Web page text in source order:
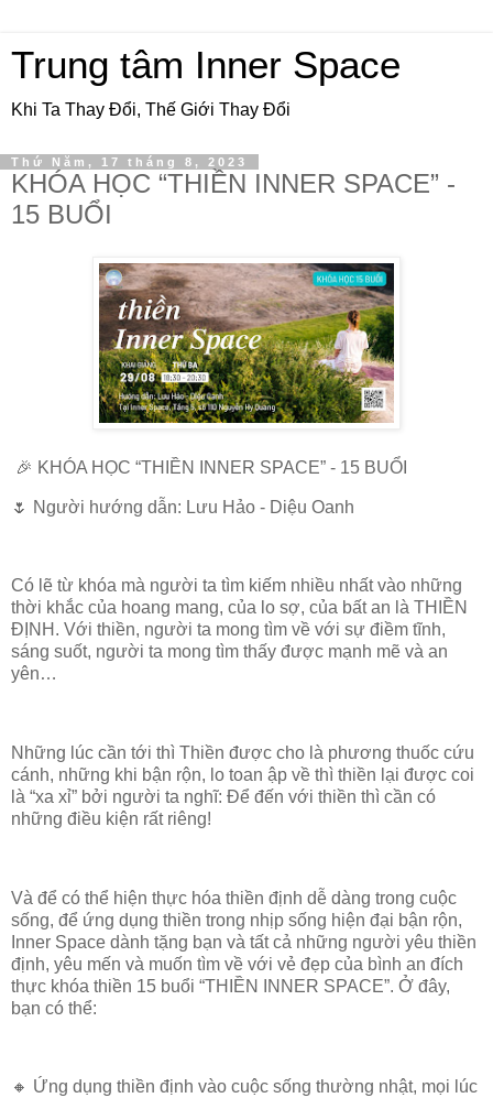
Trung tâm Inner Space
Khi Ta Thay Đổi, Thế Giới Thay Đổi
Thứ Năm, 17 tháng 8, 2023
KHÓA HỌC “THIỀN INNER SPACE” -
15 BUỔI
🎉 KHÓA HỌC “THIỀN INNER SPACE” - 15 BUỔI
🌷 Người hướng dẫn: Lưu Hảo - Diệu Oanh
Có lẽ từ khóa mà người ta tìm kiếm nhiều nhất vào những
thời khắc của hoang mang, của lo sợ, của bất an là THIỀN
ĐỊNH. Với thiền, người ta mong tìm về với sự điềm tĩnh,
sáng suốt, người ta mong tìm thấy được mạnh mẽ và an
yên…
Những lúc cần tới thì Thiền được cho là phương thuốc cứu
cánh, những khi bận rộn, lo toan ập về thì thiền lại được coi
là “xa xỉ” bởi người ta nghĩ: Để đến với thiền thì cần có
những điều kiện rất riêng!
Và để có thể hiện thực hóa thiền định dễ dàng trong cuộc
sống, để ứng dụng thiền trong nhịp sống hiện đại bận rộn,
Inner Space dành tặng bạn và tất cả những người yêu thiền
định, yêu mến và muốn tìm về với vẻ đẹp của bình an đích
thực khóa thiền 15 buổi “THIỀN INNER SPACE”. Ở đây,
bạn có thể:
🔸 Ứng dụng thiền định vào cuộc sống thường nhật, mọi lúc